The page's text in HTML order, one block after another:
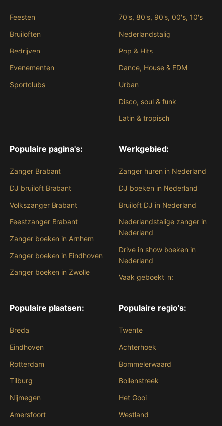
Feesten
Bruiloften
Bedrijven
Evenementen
Sportclubs
70's, 80's, 90's, 00's, 10's
Nederlandstalig
Pop & Hits
Dance, House & EDM
Urban
Disco, soul & funk
Latin & tropisch
Populaire pagina's:
Zanger Brabant
DJ bruiloft Brabant
Volkszanger Brabant
Feestzanger Brabant
Zanger boeken in Arnhem
Zanger boeken in Eindhoven
Zanger boeken in Zwolle
Werkgebied:
Zanger huren in Nederland
DJ boeken in Nederland
Bruiloft DJ in Nederland
Nederlandstalige zanger in
Nederland
Drive in show boeken in
Nederland
Vaak geboekt in:
Populaire plaatsen:
Breda
Eindhoven
Rotterdam
Tilburg
Nijmegen
Amersfoort
Populaire regio's:
Twente
Achterhoek
Bommelerwaard
Bollenstreek
Het Gooi
Westland